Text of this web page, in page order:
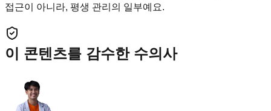
접근이 아니라, 평생 관리의 일부예요.
이 콘텐츠를 감수한 수의사